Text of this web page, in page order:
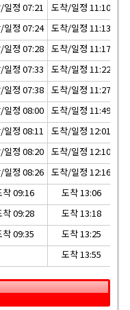
일정 07:21 도착/일정 11:10
일정 07:24 도착/일정 11:13
일정 07:28 도착/일정 11:17
일정 07:33 도착/일정 11:22
일정 07:38 도착/일정 11:27
일정 08:00 도착/일정 11:49
일정 08:11 도착/일정 12:01
일정 08:20 도착/일정 12:10
일정 08:26 도착/일정 12:16
착 09:16 도착 13:06
착 09:28 도착 13:18
착 09:35 도착 13:25
도착 13:55